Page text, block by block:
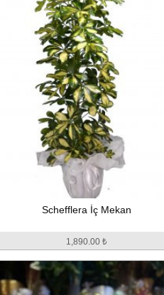
Schefflera İç Mekan
1,890.00 ₺